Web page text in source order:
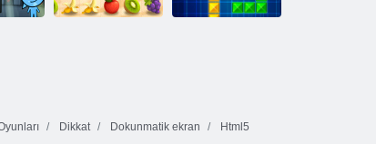
Dikkat Dokunmatik ekran Html5